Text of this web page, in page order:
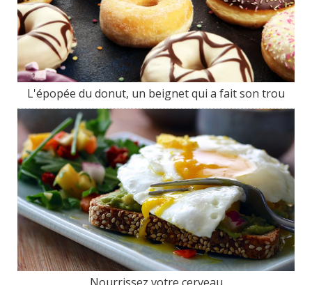
L'épopée du donut, un beignet qui a fait son trou
Nourrissez votre cerveau